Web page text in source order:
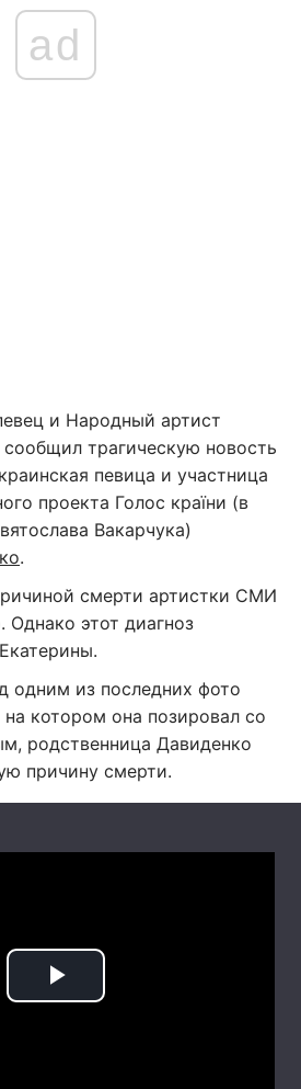
ad
и Народный артист
трагическую новость
певица и участница
проекта Голос країни (в
Вакарчука)
.
смерти артистки СМИ
Однако этот диагноз
одним из последних фото
на котором она позировал со
родственница Давиденко
причину смерти.